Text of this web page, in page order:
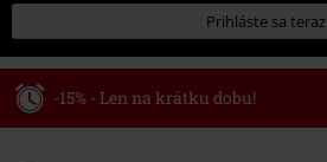
Prihláste sa teraz
-15% - Len na krátku dobu!